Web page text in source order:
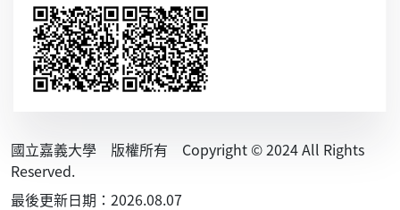
國立嘉義大學 版權所有 Copyright © 2024 All Rights
Reserved.
最後更新日期：2026.08.07